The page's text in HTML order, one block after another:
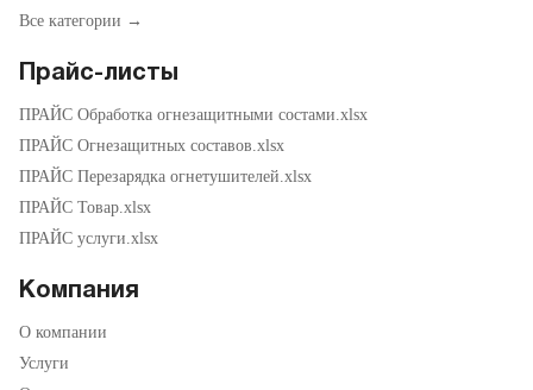
Все категории →
Прайс-листы
ПРАЙС Обработка огнезащитными состами.xlsx
ПРАЙС Огнезащитных составов.xlsx
ПРАЙС Перезарядка огнетушителей.xlsx
ПРАЙС Товар.xlsx
ПРАЙС услуги.xlsx
Компания
О компании
Услуги